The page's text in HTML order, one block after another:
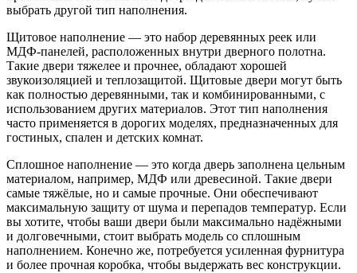
выбрать другой тип наполнения.
Щитовое наполнение — это набор деревянных реек или
МДФ-панелей, расположенных внутри дверного полотна.
Такие двери тяжелее и прочнее, обладают хорошей
звукоизоляцией и теплозащитой. Щитовые двери могут быть
как полностью деревянными, так и комбинированными, с
использованием других материалов. Этот тип наполнения
часто применяется в дорогих моделях, предназначенных для
гостиных, спален и детских комнат.
Сплошное наполнение — это когда дверь заполнена цельным
материалом, например, МДФ или древесиной. Такие двери
самые тяжёлые, но и самые прочные. Они обеспечивают
максимальную защиту от шума и перепадов температур. Если
вы хотите, чтобы ваши двери были максимально надёжными
и долговечными, стоит выбрать модель со сплошным
наполнением. Конечно же, потребуется усиленная фурнитура
и более прочная коробка, чтобы выдержать вес конструкции.